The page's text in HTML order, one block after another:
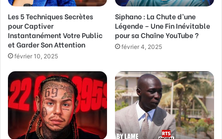
s
e
E
m
a
i
Les 5 Techniques Secrètes
pour Captiver
Instantanément Votre Public
et Garder Son Attention
février 10, 2025
Siphano : La Chute d’une
Légende – Une Fin Inévitable
pour sa Chaîne YouTube ?
février 4, 2025